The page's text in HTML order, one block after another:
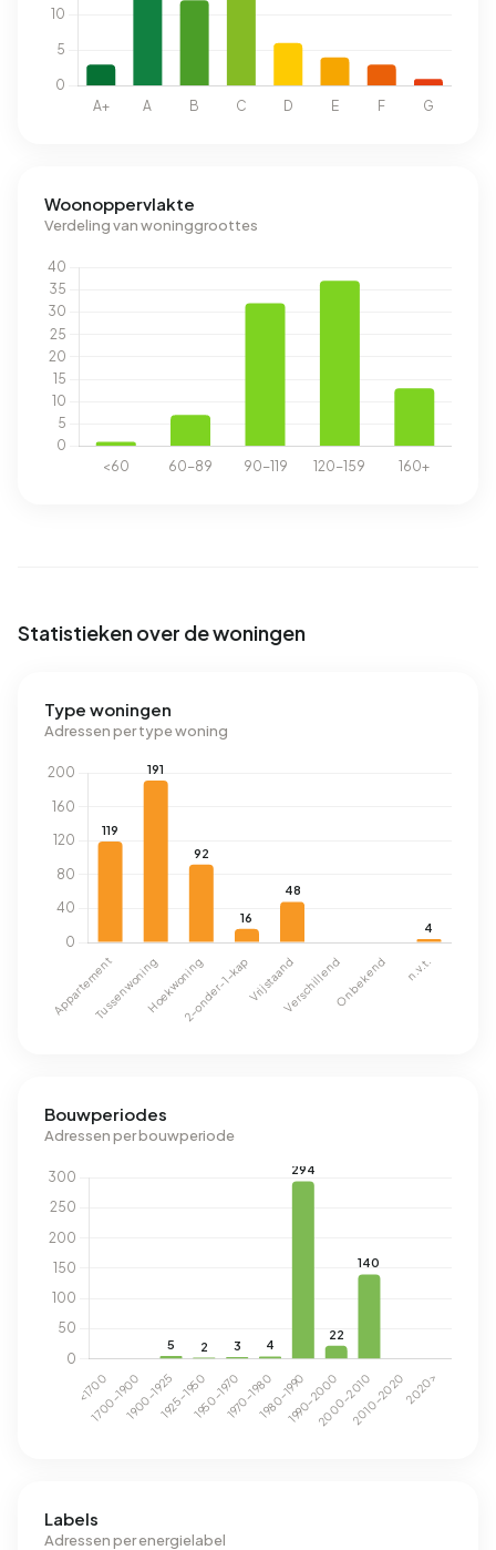
Woonoppervlakte
Verdeling van woninggroottes
Statistieken over de woningen
Type woningen
Adressen per type woning
Bouwperiodes
Adressen per bouwperiode
Labels
Adressen per energielabel